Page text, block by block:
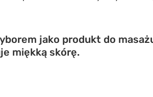
jako produkt do
miękką skórę.